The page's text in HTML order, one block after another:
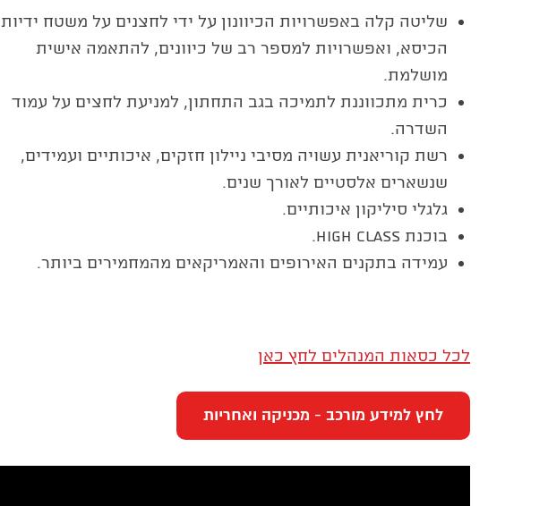
שליטה קלה באפשרויות הכיוונון על ידי לחצנים על משטח ידיות
הכיסא, ואפשרויות למספר רב של כיוונים, להתאמה אישית
מושלמת.
כרית מתכווננת לתמיכה בגב התחתון, למניעת לחצים על עמוד
השדרה.
רשת קוריאנית עשויה מסיבי ניילון חזקים, איכותיים ועמידים,
שנשארים אלסטיים לאורך שנים.
גלגלי סיליקון איכותיים.
בוכנת High Class.
עמידה בתקנים האירופים והאמריקאים מהמחמירים ביותר.
לכל כסאות המנהלים לחץ כאן
לחץ למידע מורכב - מכניקה ואחריות